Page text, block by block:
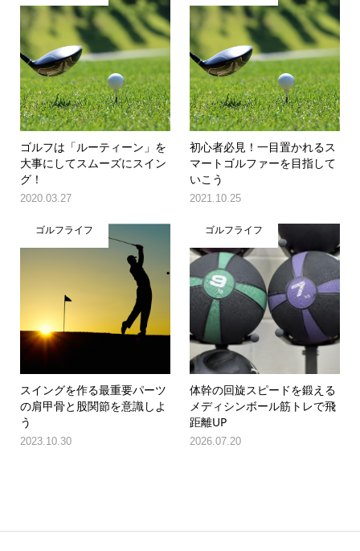
ゴルフは「ルーティーン」を
大事にしてスムーズにスイン
グ！
2020.03.27
初心者必見！一目置かれるス
マートゴルファーを目指して
いこう
2021.10.25
ゴルフライフ
スイングを作る最重要パーツ
の肩甲骨と股関節を意識しよ
う
2023.10.30
ゴルフライフ
体幹の回旋スピードを鍛える
メディシンボール筋トレで飛
距離UP
2026.07.20